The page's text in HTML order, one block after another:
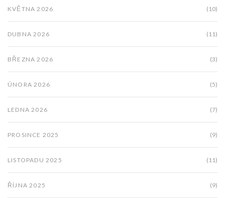
KVĚTNA 2026 (10)
DUBNA 2026 (11)
BŘEZNA 2026 (3)
ÚNORA 2026 (5)
LEDNA 2026 (7)
PROSINCE 2025 (9)
LISTOPADU 2025 (11)
ŘÍJNA 2025 (9)